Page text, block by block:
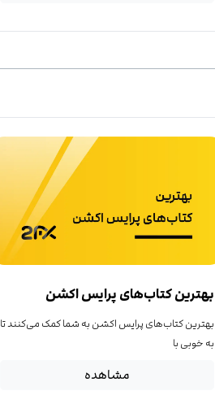
بهترین کتاب‌‌های پرایس اکشن
بهترین کتاب‌‌های پرایس اکشن به شما کمک می‌کنند تا
به خوبی با
مشاهده